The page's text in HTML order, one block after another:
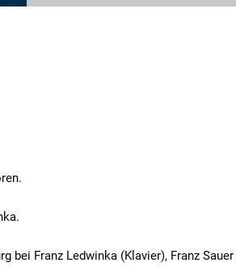
bei Franz Ledwinka (Klavier), Franz